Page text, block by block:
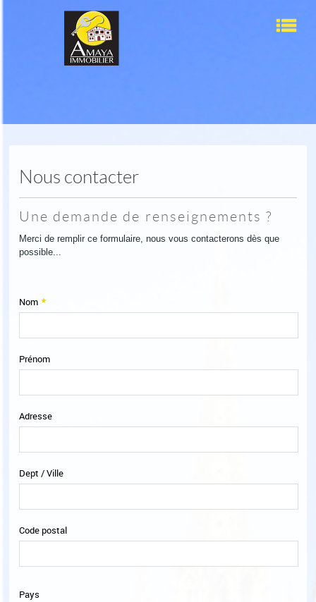
Ventes
Nos services
L'agence
Sélection 0
Nous contacter
Une demande de renseignements ?
Merci de remplir ce formulaire, nous vous contacterons dès que
possible...
Nom *
Prénom
Adresse
Dept / Ville
Code postal
Pays